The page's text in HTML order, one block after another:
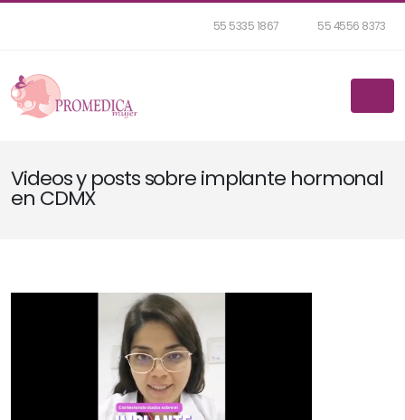
55 5335 1867 55 4556 8373
Videos y posts sobre implante hormonal
en CDMX